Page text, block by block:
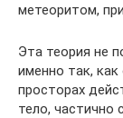
метеоритом,
Эта теория не
именно так,
просторах
тело, частично